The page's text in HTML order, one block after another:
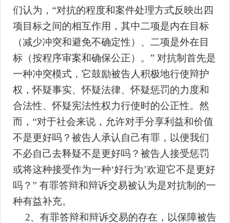
们认为，“对抗的程度和案件处理方式反映出四
项目标之间的相互作用，其中二项是内在目标
（减少冲突和避免不确定性）、二项是外在目
标（按程序审案和确保公正）。” 对抗制首先是
一种冲突模式，它鼓励被告人积极地行使辩护
权，怀疑事实、怀疑法律、怀疑惩罚的力度和
合法性、怀疑宪法性权力行使时的公正性。然
而，“对于社会来说，允许对手分享利益和价值
不是更好吗？被告人承认自己有罪，以便我们
不必自己去释疑不是更好吗？被告人接受惩罚
或将这种接受作为一种‘好行为’欢迎它不是更好
吗？” 有罪答辩和辩诉交易被认为是对抗制的一
种有益补充。
2、有罪答辩和辩诉交易的存在，以保障被告